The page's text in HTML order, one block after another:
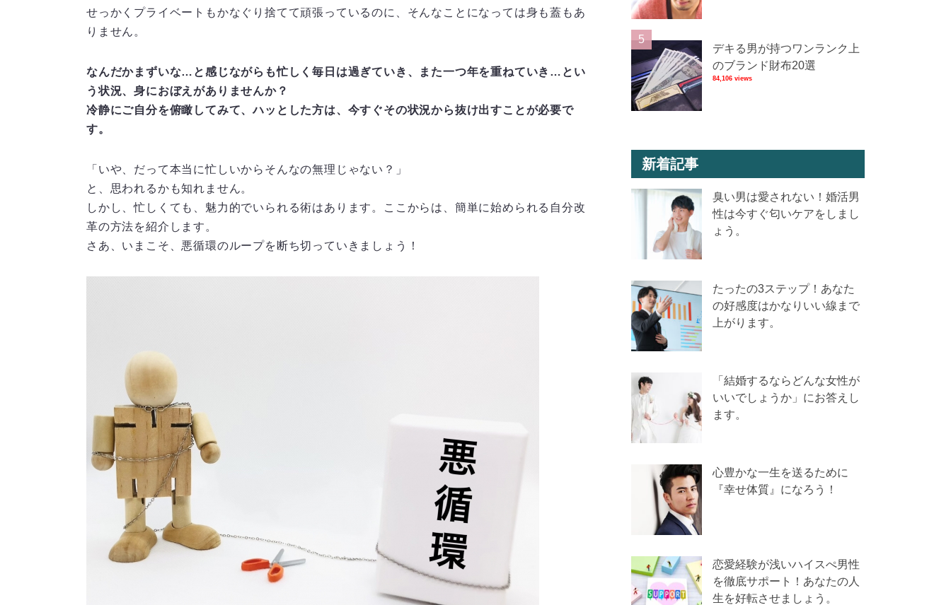
せっかくプライベートもかなぐり捨てて頑張っているのに、そんなことになっては身も蓋もあ
りません。
なんだかまずいな…と感じながらも忙しく毎日は過ぎていき、また一つ年を重ねていき…とい
う状況、身におぼえがありませんか？
冷静にご自分を俯瞰してみて、ハッとした方は、今すぐその状況から抜け出すことが必要で
す。
「いや、だって本当に忙しいからそんなの無理じゃない？」
と、思われるかも知れません。
しかし、忙しくても、魅力的でいられる術はあります。ここからは、簡単に始められる自分改
革の方法を紹介します。
さあ、いまこそ、悪循環のループを断ち切っていきましょう！
デキる男が持つワンランク上
のブランド財布20選
84,106 views
新着記事
臭い男は愛されない！婚活男
性は今すぐ匂いケアをしまし
ょう。
たったの3ステップ！あなた
の好感度はかなりいい線まで
上がります。
「結婚するならどんな女性が
いいでしょうか」にお答えし
ます。
心豊かな一生を送るために
『幸せ体質』になろう！
恋愛経験が浅いハイスぺ男性
を徹底サポート！あなたの人
生を好転させましょう。